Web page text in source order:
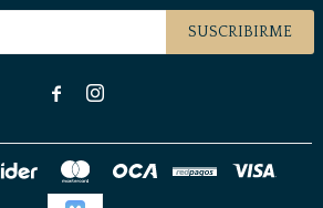
SUSCRIBIRME
 